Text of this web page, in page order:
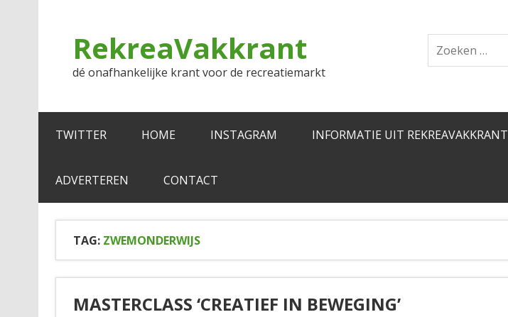
RekreaVakkrant
dé onafhankelijke krant voor de recreatiemarkt
TWITTER HOME INSTAGRAM INFORMATIE UIT REKREAVAKKRANT
ADVERTEREN CONTACT
TAG: ZWEMONDERWIJS
MASTERCLASS ‘CREATIEF IN BEWEGING’